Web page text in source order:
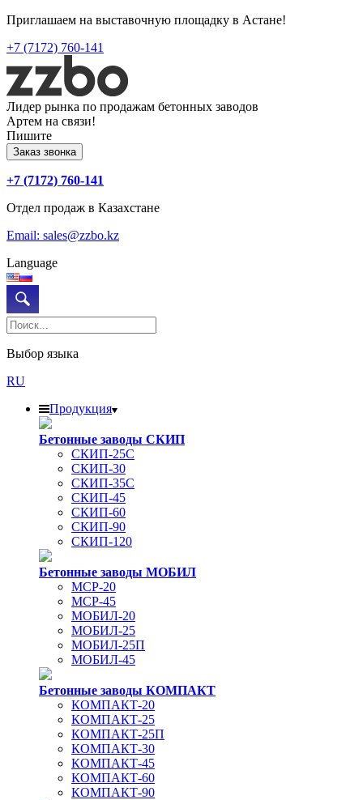
Приглашаем на выставочную площадку в Астане!
+7 (7172) 760-141
Лидер рынка по продажам бетонных заводов
Артем на связи!
Пишите
Заказ звонка
+7 (7172) 760-141
Отдел продаж в Казахстане
Email: sales@zzbo.kz
Language
Выбор языка
RU
Продукция
Бетонные заводы СКИП
СКИП-25С
СКИП-30
СКИП-35С
СКИП-45
СКИП-60
СКИП-90
СКИП-120
Бетонные заводы МОБИЛ
MCP-20
MCP-45
МОБИЛ-20
МОБИЛ-25
МОБИЛ-25П
МОБИЛ-45
Бетонные заводы КОМПАКТ
КОМПАКТ-20
КОМПАКТ-25
КОМПАКТ-25П
КОМПАКТ-30
КОМПАКТ-45
КОМПАКТ-60
КОМПАКТ-90